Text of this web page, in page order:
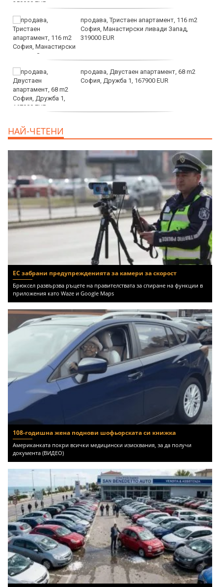
продава, Тристаен апартамент, 116 m2
София, Манастирски ливади Запад,
319000 EUR
продава, Двустаен апартамент, 68 m2
София, Дружба 1, 167900 EUR
НАЙ-ЧЕТЕНИ
ЕС забрани предупрежденията за камери за скорост
Брюксел развързва ръцете на правителствата за спиране на функции в
приложения като Waze и Google Maps
108-годишна жена поднови шофьорската си книжка
Американката покри всички медицински изисквания, за да получи
документа (ВИДЕО)